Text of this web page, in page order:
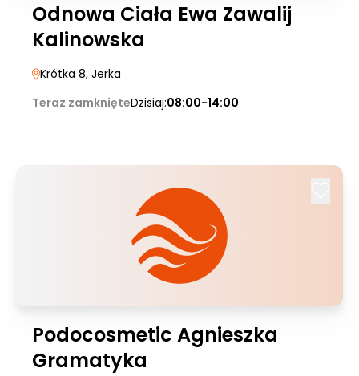
Odnowa Ciała Ewa Zawalij
Kalinowska
Krótka 8, Jerka
Teraz zamknięteDzisiaj:08:00-14:00
Podocosmetic Agnieszka
Gramatyka